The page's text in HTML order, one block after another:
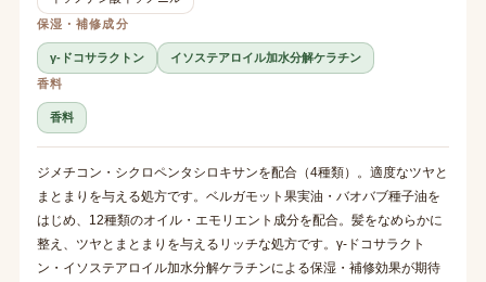
保湿・補修成分
γ-ドコサラクトン
イソステアロイル加水分解ケラチン
香料
香料
ジメチコン・シクロペンタシロキサンを配合（4種類）。適度なツヤと
まとまりを与える処方です。ベルガモット果実油・バオバブ種子油を
はじめ、12種類のオイル・エモリエント成分を配合。髪をなめらかに
整え、ツヤとまとまりを与えるリッチな処方です。γ-ドコサラクト
ン・イソステアロイル加水分解ケラチンによる保湿・補修効果が期待